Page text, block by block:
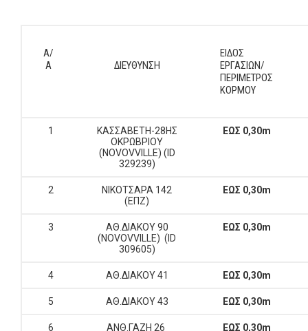
Α/
Α
ΔΙΕΥΘΥΝΣΗ
ΕΙΔΟΣ
ΕΡΓΑΣΙΩΝ/
ΠΕΡΙΜΕΤΡΟΣ
ΚΟΡΜΟΥ
1
ΚΑΣΣΑΒΕΤΗ-28ΗΣ
ΟΚΡΩΒΡΙΟΥ
(NOVOVVILLE) (ID
329239)
ΕΩΣ 0,30m
2
ΝΙΚΟΤΣΑΡΑ 142
(ΕΠΖ)
ΕΩΣ 0,30m
3
ΑΘ.ΔΙΑΚΟΥ 90
(NOVOVVILLE) (ID
309605)
ΕΩΣ 0,30m
4 ΑΘ.ΔΙΑΚΟΥ 41 ΕΩΣ 0,30m
5 ΑΘ.ΔΙΑΚΟΥ 43 ΕΩΣ 0,30m
6 ΑΝΘ.ΓΑΖΗ 26 ΕΩΣ 0,30m